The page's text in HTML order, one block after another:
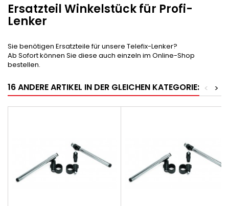
Ersatzteil Winkelstück für Profi-
Lenker
Sie benötigen Ersatzteile für unsere Telefix-Lenker?
Ab Sofort können Sie diese auch einzeln im Online-Shop
bestellen.
16 ANDERE ARTIKEL IN DER GLEICHEN KATEGORIE: >
<